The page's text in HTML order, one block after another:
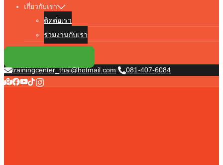
เกี่ยวกับเรา
ติดต่อเรา
ร่วมงานกับเรา
trainingcenter_thai@hotmail.com 081-407-6084